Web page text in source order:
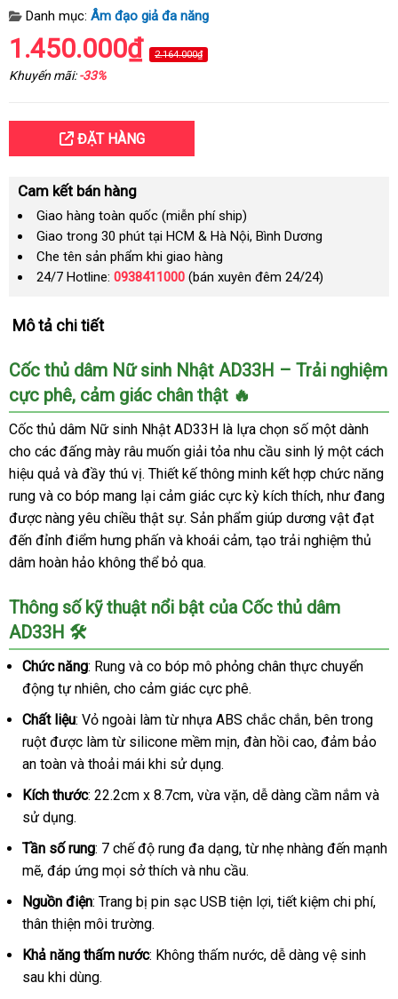
Danh mục: Âm đạo giả đa năng
1.450.000₫ 2.164.000₫
Khuyến mãi:-33%
ĐẶT HÀNG
Cam kết bán hàng
Giao hàng toàn quốc (miễn phí ship)
Giao trong 30 phút tại HCM & Hà Nội, Bình Dương
Che tên sản phẩm khi giao hàng
24/7 Hotline: 0938411000 (bán xuyên đêm 24/24)
Mô tả chi tiết
Cốc thủ dâm Nữ sinh Nhật AD33H – Trải nghiệm
cực phê, cảm giác chân thật 🔥
Cốc thủ dâm Nữ sinh Nhật AD33H là lựa chọn số một dành
cho các đấng mày râu muốn giải tỏa nhu cầu sinh lý một cách
hiệu quả và đầy thú vị. Thiết kế thông minh kết hợp chức năng
rung và co bóp mang lại cảm giác cực kỳ kích thích, như đang
được nàng yêu chiều thật sự. Sản phẩm giúp dương vật đạt
đến đỉnh điểm hưng phấn và khoái cảm, tạo trải nghiệm thủ
dâm hoàn hảo không thể bỏ qua.
Thông số kỹ thuật nổi bật của Cốc thủ dâm
AD33H 🛠️
Chức năng: Rung và co bóp mô phỏng chân thực chuyển
động tự nhiên, cho cảm giác cực phê.
Chất liệu: Vỏ ngoài làm từ nhựa ABS chắc chắn, bên trong
ruột được làm từ silicone mềm mịn, đàn hồi cao, đảm bảo
an toàn và thoải mái khi sử dụng.
Kích thước: 22.2cm x 8.7cm, vừa vặn, dễ dàng cầm nắm và
sử dụng.
Tần số rung: 7 chế độ rung đa dạng, từ nhẹ nhàng đến mạnh
mẽ, đáp ứng mọi sở thích và nhu cầu.
Nguồn điện: Trang bị pin sạc USB tiện lợi, tiết kiệm chi phí,
thân thiện môi trường.
Khả năng thấm nước: Không thấm nước, dễ dàng vệ sinh
sau khi dùng.